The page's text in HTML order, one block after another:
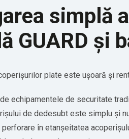
simplă
GUARD și
plate este ușoară și
echipamentele de securitate
de dedesubt este simplu și
în etanșeitatea